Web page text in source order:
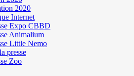
2020
Internet
Expo CBBD
Animalium
Little Nemo
presse
Zoo